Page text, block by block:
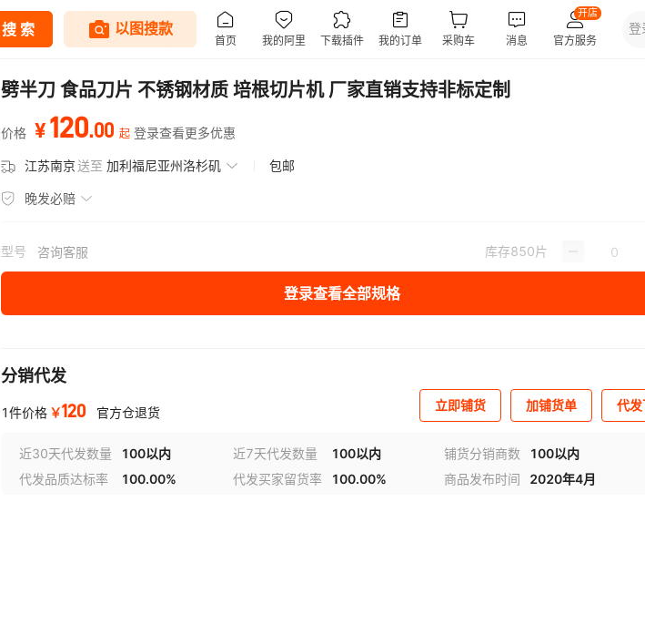
劈半刀 食品刀片 不锈钢材质 培根切片机 厂家直销支持非标定制
价格 ¥120.00 起 登录查看更多优惠
江苏南京送至 加利福尼亚州洛杉矶 包邮
晚发必赔
型号 咨询客服 库存850片
登录查看全部规格
分销代发
1件价格 ￥120 官方仓退货 立即铺货 加铺货单 代
近30天代发数量 100以内 近7天代发数量 100以内 铺货分销商数
100以内
代发品质达标率
100.00% 代发买家留货率 100.00% 商品发布时间 2020年4月